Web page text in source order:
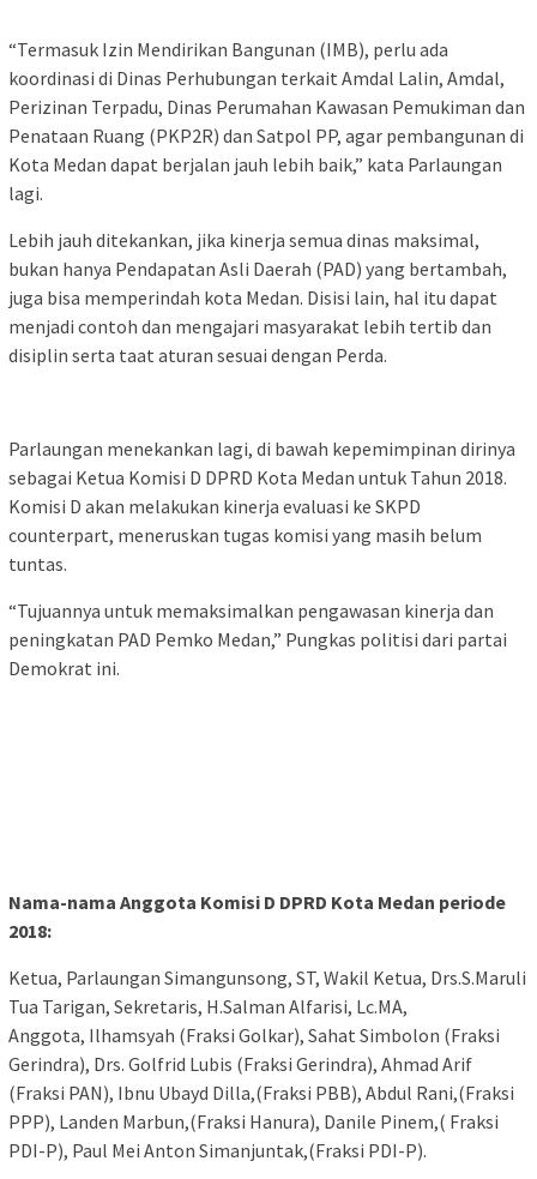
“Termasuk Izin Mendirikan Bangunan (IMB), perlu ada
koordinasi di Dinas Perhubungan terkait Amdal Lalin, Amdal,
Perizinan Terpadu, Dinas Perumahan Kawasan Pemukiman dan
Penataan Ruang (PKP2R) dan Satpol PP, agar pembangunan di
Kota Medan dapat berjalan jauh lebih baik,” kata Parlaungan
lagi.
Lebih jauh ditekankan, jika kinerja semua dinas maksimal,
bukan hanya Pendapatan Asli Daerah (PAD) yang bertambah,
juga bisa memperindah kota Medan. Disisi lain, hal itu dapat
menjadi contoh dan mengajari masyarakat lebih tertib dan
disiplin serta taat aturan sesuai dengan Perda.
Parlaungan menekankan lagi, di bawah kepemimpinan dirinya
sebagai Ketua Komisi D DPRD Kota Medan untuk Tahun 2018.
Komisi D akan melakukan kinerja evaluasi ke SKPD
counterpart, meneruskan tugas komisi yang masih belum
tuntas.
“Tujuannya untuk memaksimalkan pengawasan kinerja dan
peningkatan PAD Pemko Medan,” Pungkas politisi dari partai
Demokrat ini.
Nama-nama Anggota Komisi D DPRD Kota Medan periode
2018:
Ketua, Parlaungan Simangunsong, ST, Wakil Ketua, Drs.S.Maruli
Tua Tarigan, Sekretaris, H.Salman Alfarisi, Lc.MA,
Anggota, Ilhamsyah (Fraksi Golkar), Sahat Simbolon (Fraksi
Gerindra), Drs. Golfrid Lubis (Fraksi Gerindra), Ahmad Arif
(Fraksi PAN), Ibnu Ubayd Dilla,(Fraksi PBB), Abdul Rani,(Fraksi
PPP), Landen Marbun,(Fraksi Hanura), Danile Pinem,( Fraksi
PDI-P), Paul Mei Anton Simanjuntak,(Fraksi PDI-P).